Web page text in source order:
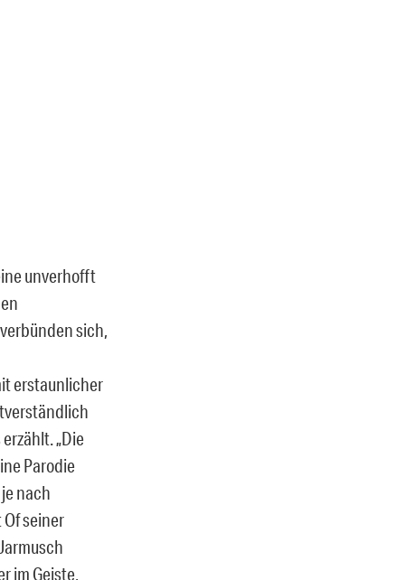
unverhofft
sich,
erstaunlicher
„Die
Parodie
nach
seiner
im Geiste,